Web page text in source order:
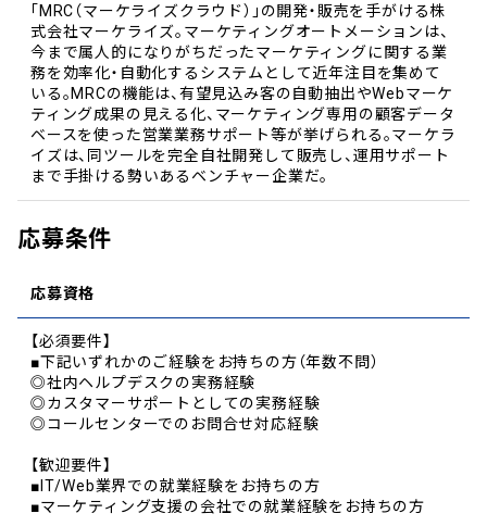
「MRC（マーケライズクラウド）」の開発・販売を手がける株
式会社マーケライズ。マーケティングオートメーションは、
今まで属人的になりがちだったマーケティングに関する業
務を効率化・自動化するシステムとして近年注目を集めて
いる。MRCの機能は、有望見込み客の自動抽出やWebマーケ
ティング成果の見える化、マーケティング専用の顧客データ
ベースを使った営業業務サポート等が挙げられる。マーケラ
イズは、同ツールを完全自社開発して販売し、運用サポート
まで手掛ける勢いあるベンチャー企業だ。
応募条件
応募資格
【必須要件】
■下記いずれかのご経験をお持ちの方（年数不問）
◎社内ヘルプデスクの実務経験
◎カスタマーサポートとしての実務経験
◎コールセンターでのお問合せ対応経験
【歓迎要件】
■IT/Web業界での就業経験をお持ちの方
■マーケティング支援の会社での就業経験をお持ちの方